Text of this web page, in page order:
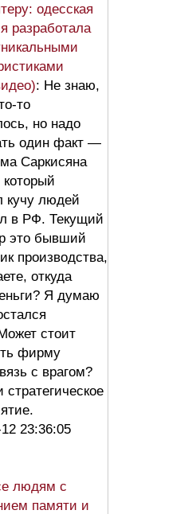
одесская
разработала
: Не знаю,
то
но надо
один факт —
Саркисяна
кучу людей
в РФ. Текущий
это бывший
производства,
откуда
Я думаю
стоит
фирму
с врагом?
стратегическое
23:36:05
людям с
памяти и